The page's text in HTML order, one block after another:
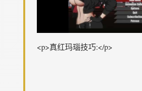
<p>真红玛瑙技巧:</p>